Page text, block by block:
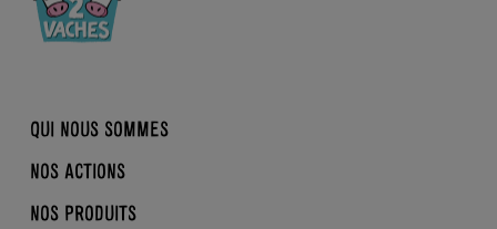
QUI NOUS SOMMES
NOTRE HISTOIRE
BIO, NORMAND, ÉQUITABLE
NOS ACTIONS
LA CONVERSION EN BIO
NOS PRODUITS